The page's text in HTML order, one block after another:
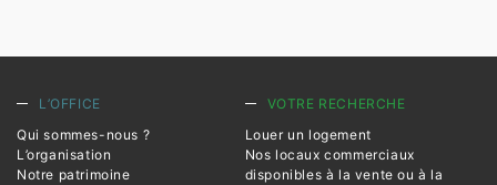
L’OFFICE
Qui sommes-nous ?
L’organisation
Notre patrimoine
VOTRE RECHERCHE
Louer un logement
Nos locaux commerciaux
disponibles à la vente ou à la